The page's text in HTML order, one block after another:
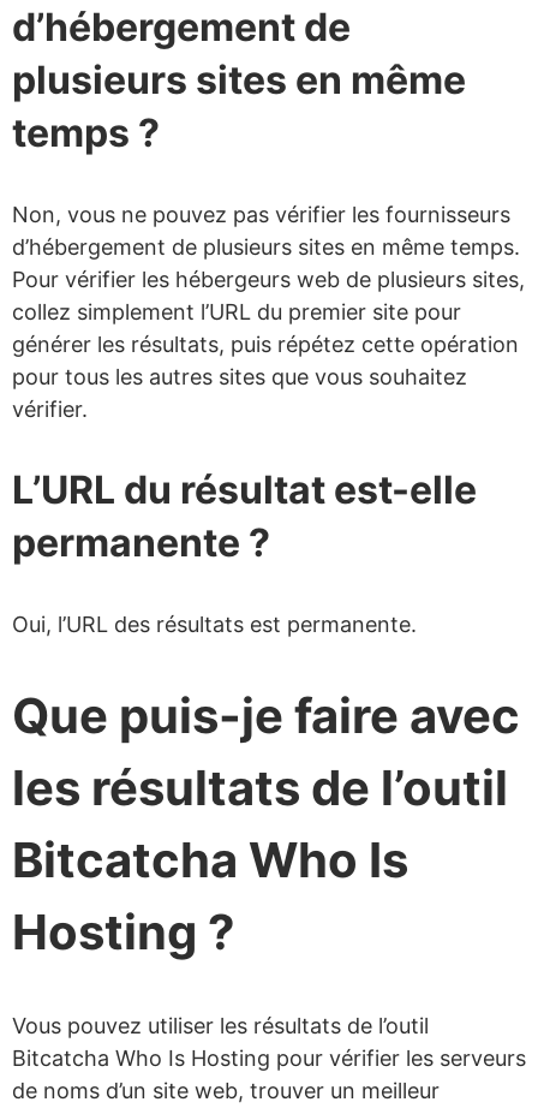
d’hébergement de
plusieurs sites en même
temps ?
Non, vous ne pouvez pas vérifier les fournisseurs
d’hébergement de plusieurs sites en même temps.
Pour vérifier les hébergeurs web de plusieurs sites,
collez simplement l’URL du premier site pour
générer les résultats, puis répétez cette opération
pour tous les autres sites que vous souhaitez
vérifier.
L’URL du résultat est-elle
permanente ?
Oui, l’URL des résultats est permanente.
Que puis-je faire avec
les résultats de l’outil
Bitcatcha Who Is
Hosting ?
Vous pouvez utiliser les résultats de l’outil
Bitcatcha Who Is Hosting pour vérifier les serveurs
de noms d’un site web, trouver un meilleur